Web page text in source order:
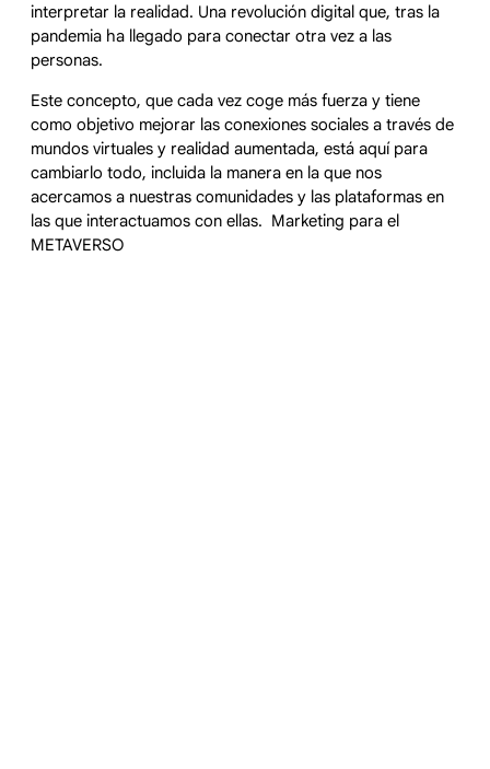
interpretar la realidad. Una revolución digital que, tras la
pandemia ha llegado para conectar otra vez a las
personas.
Este concepto, que cada vez coge más fuerza y tiene
como objetivo mejorar las conexiones sociales a través de
mundos virtuales y realidad aumentada, está aquí para
cambiarlo todo, incluida la manera en la que nos
acercamos a nuestras comunidades y las plataformas en
las que interactuamos con ellas. Marketing para el
METAVERSO